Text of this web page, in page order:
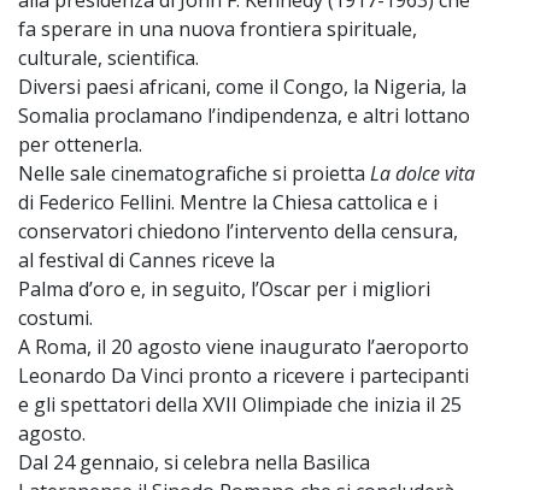
fa sperare in una nuova frontiera spirituale,
culturale, scientifica.
Diversi paesi africani, come il Congo, la Nigeria, la
Somalia proclamano l’indipendenza, e altri lottano
per ottenerla.
Nelle sale cinematografiche si proietta La dolce vita
di Federico Fellini. Mentre la Chiesa cattolica e i
conservatori chiedono l’intervento della censura,
al festival di Cannes riceve la
Palma d’oro e, in seguito, l’Oscar per i migliori
costumi.
A Roma, il 20 agosto viene inaugurato l’aeroporto
Leonardo Da Vinci pronto a ricevere i partecipanti
e gli spettatori della XVII Olimpiade che inizia il 25
agosto.
Dal 24 gennaio, si celebra nella Basilica